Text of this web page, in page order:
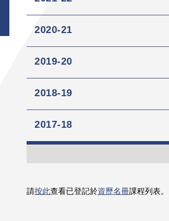
2020-21
2019-20
2018-19
2017-18
請按此查看已登記於資歷名冊課程列表。